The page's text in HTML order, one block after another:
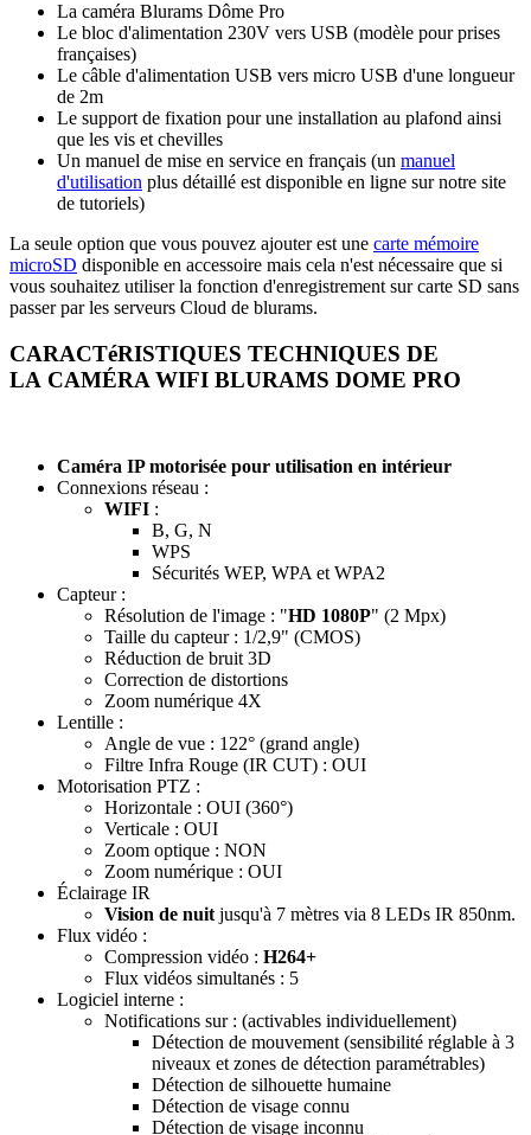
La caméra Blurams Dôme Pro
Le bloc d'alimentation 230V vers USB (modèle pour prises
françaises)
Le câble d'alimentation USB vers micro USB d'une longueur
de 2m
Le support de fixation pour une installation au plafond ainsi
que les vis et chevilles
Un manuel de mise en service en français (un manuel
d'utilisation plus détaillé est disponible en ligne sur notre site
de tutoriels)
La seule option que vous pouvez ajouter est une carte mémoire
microSD disponible en accessoire mais cela n'est nécessaire que si
vous souhaitez utiliser la fonction d'enregistrement sur carte SD sans
passer par les serveurs Cloud de blurams.
CARACTéRISTIQUES TECHNIQUES DE
LA CAMÉRA WIFI BLURAMS DOME PRO
Caméra IP motorisée pour utilisation en intérieur
Connexions réseau :
WIFI :
B, G, N
WPS
Sécurités WEP, WPA et WPA2
Capteur :
Résolution de l'image : "HD 1080P" (2 Mpx)
Taille du capteur : 1/2,9" (CMOS)
Réduction de bruit 3D
Correction de distortions
Zoom numérique 4X
Lentille :
Angle de vue : 122° (grand angle)
Filtre Infra Rouge (IR CUT) : OUI
Motorisation PTZ :
Horizontale : OUI (360°)
Verticale : OUI
Zoom optique : NON
Zoom numérique : OUI
Éclairage IR
Vision de nuit jusqu'à 7 mètres via 8 LEDs IR 850nm.
Flux vidéo :
Compression vidéo : H264+
Flux vidéos simultanés : 5
Logiciel interne :
Notifications sur : (activables individuellement)
Détection de mouvement (sensibilité réglable à 3
niveaux et zones de détection paramétrables)
Détection de silhouette humaine
Détection de visage connu
Détection de visage inconnu